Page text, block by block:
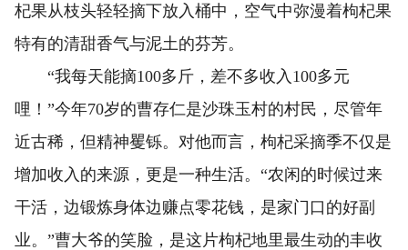
杞果从枝头轻轻摘下放入桶中，空气中弥漫着枸杞果
特有的清甜香气与泥土的芬芳。
“我每天能摘100多斤，差不多收入100多元
哩！”今年70岁的曹存仁是沙珠玉村的村民，尽管年
近古稀，但精神矍铄。对他而言，枸杞采摘季不仅是
增加收入的来源，更是一种生活。“农闲的时候过来
干活，边锻炼身体边赚点零花钱，是家门口的好副
业。”曹大爷的笑脸，是这片枸杞地里最生动的丰收